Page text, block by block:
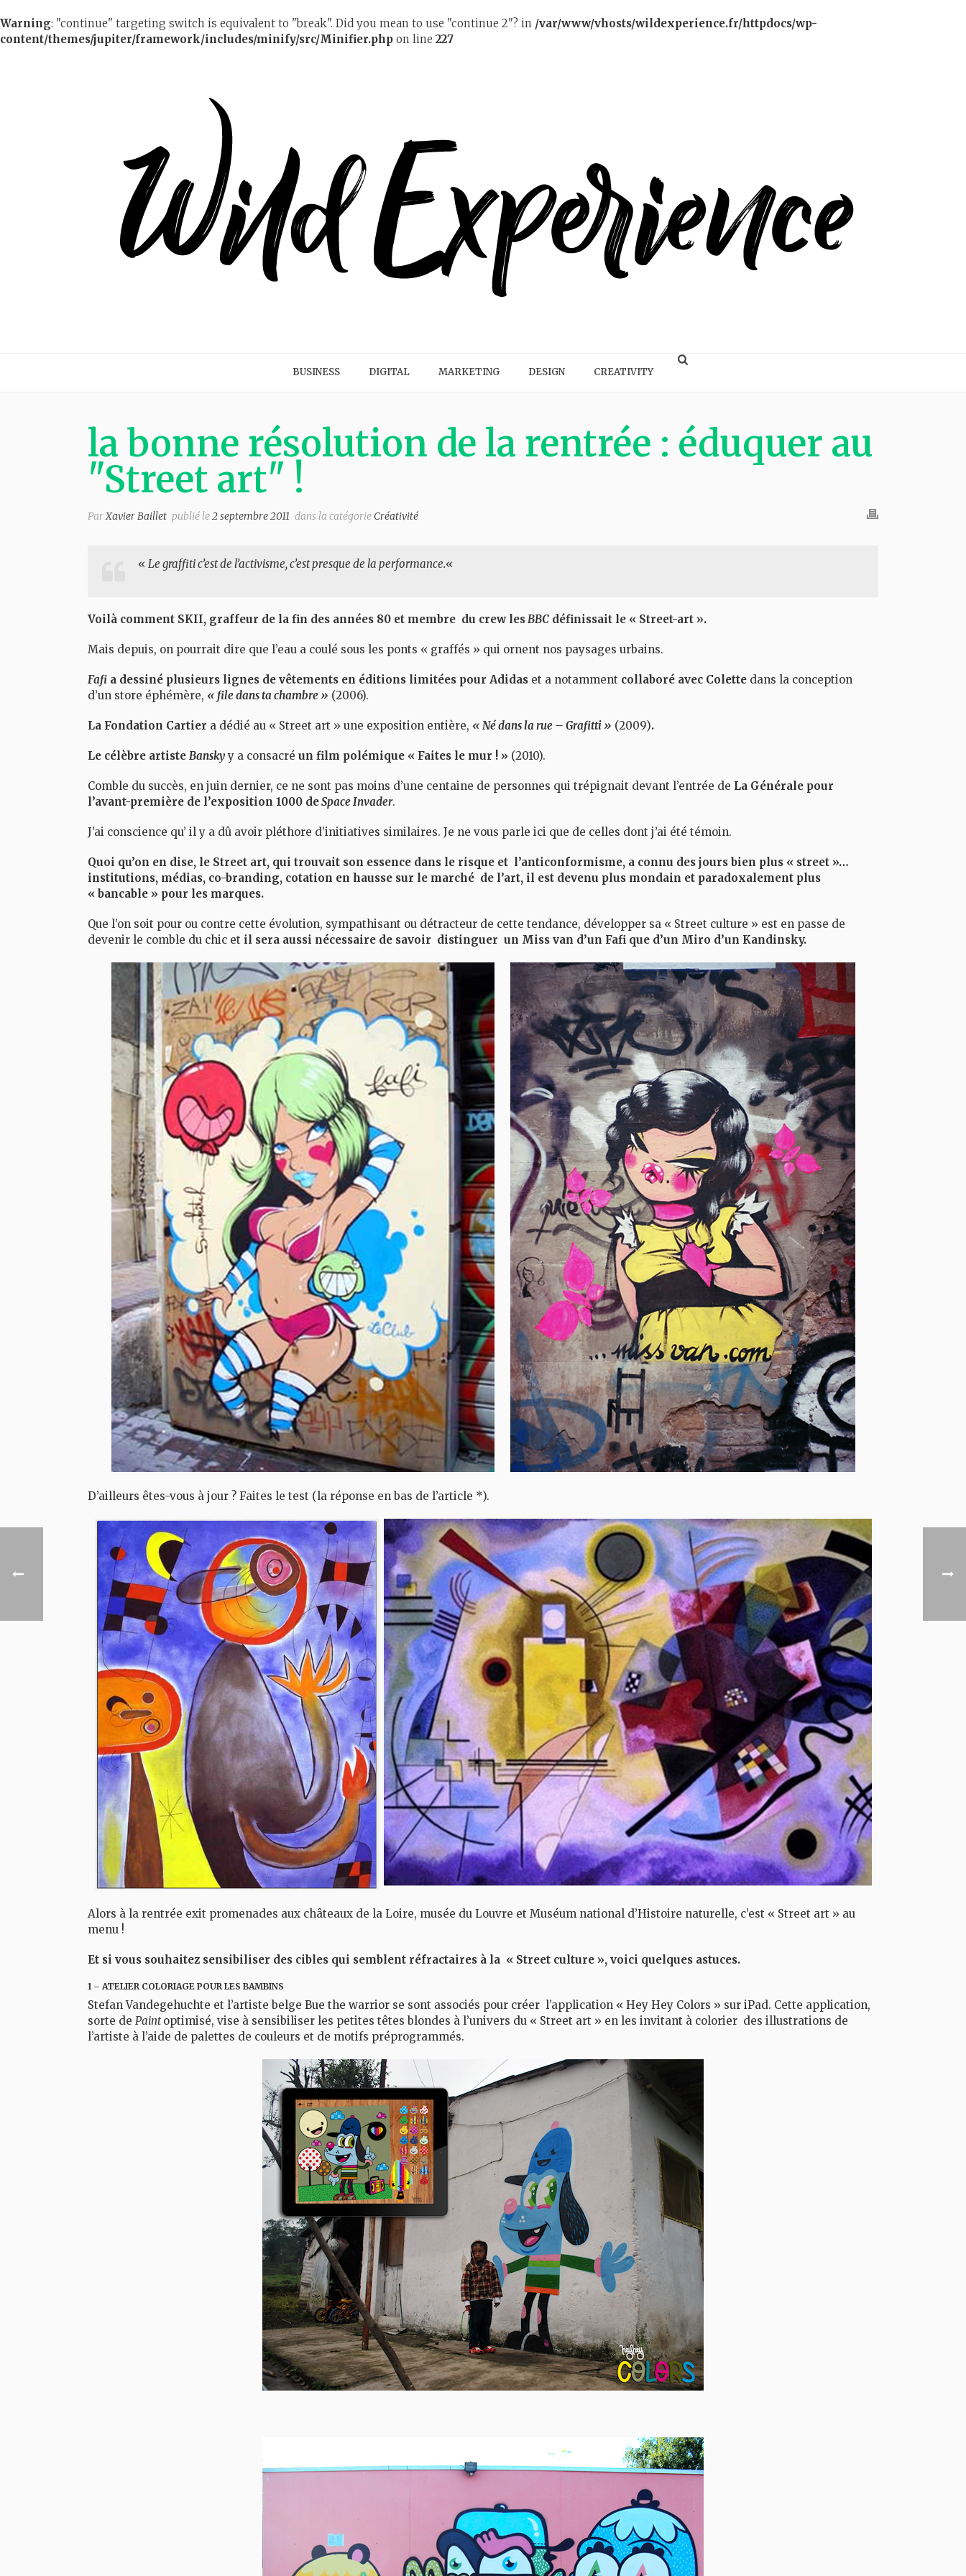
Warning: "continue" targeting switch is equivalent to "break". Did you mean to use "continue 2"? in /var/www/vhosts/wildexperience.fr/httpdocs/wp-
content/themes/jupiter/framework/includes/minify/src/Minifier.php on line 227
BUSINESS DIGITAL MARKETING DESIGN CREATIVITY
la bonne résolution de la rentrée : éduquer au
"Street art" !
ParXavier Baillet publié le2 septembre 2011 dans la catégorie Créativité
« Le graffiti c’est de l’activisme, c’est presque de la performance.«
Voilà comment SKII, graffeur de la fin des années 80 et membre du crew lesBBC définissait le « Street-art ».
Mais depuis, on pourrait dire que l’eau a coulé sous les ponts « graffés » qui ornent nos paysages urbains.
Fafi a dessiné plusieurs lignes de vêtements en éditions limitées pour Adidas et a notamment collaboré avec Colette dans la conception
d’un store éphémère, « file dans ta chambre » (2006).
La Fondation Cartier a dédié au « Street art » une exposition entière, « Né dans la rue – Grafitti » (2009).
Le célèbre artiste Banskyy a consacré un film polémique « Faites le mur ! » (2010).
Comble du succès, en juin dernier, ce ne sont pas moins d’une centaine de personnes qui trépignait devant l’entrée de La Générale pour
l’avant-première de l’exposition 1000 deSpace Invader.
J’ai conscience qu’ il y a dû avoir pléthore d’initiatives similaires. Je ne vous parle ici que de celles dont j’ai été témoin.
Quoi qu’on en dise, le Street art, qui trouvait son essence dans le risque et l’anticonformisme, a connu des jours bien plus « street »…
institutions, médias, co-branding, cotation en hausse sur le marché de l’art, il est devenu plus mondain et paradoxalement plus
« bancable » pour les marques.
Que l’on soit pour ou contre cette évolution, sympathisant ou détracteur de cette tendance, développer sa « Street culture » est en passe de
devenir le comble du chic et il sera aussi nécessaire de savoir distinguer un Miss van d’un Fafi que d’un Miro d’un Kandinsky.
D’ailleurs êtes-vous à jour ? Faites le test (la réponse en bas de l’article *).
Alors à la rentrée exit promenades aux châteaux de la Loire, musée du Louvre et Muséum national d’Histoire naturelle, c’est « Street art » au
menu !
Et si vous souhaitez sensibiliser des cibles qui semblent réfractaires à la « Street culture », voici quelques astuces.
1 – ATELIER COLORIAGE POUR LES BAMBINS
Stefan Vandegehuchte et l’artiste belge Bue the warrior se sont associés pour créer l’application « Hey Hey Colors » sur iPad. Cette application,
sorte de Paintoptimisé, vise à sensibiliser les petites têtes blondes à l’univers du « Street art » en les invitant à colorier des illustrations de
l’artiste à l’aide de palettes de couleurs et de motifs préprogrammés.